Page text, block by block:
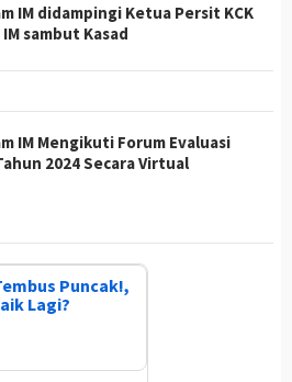
IM didampingi Ketua Persit KCK
sambut Kasad
IM Mengikuti Forum Evaluasi
2024 Secara Virtual
Puncak!,
Lagi?